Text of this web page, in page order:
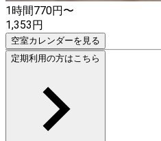
1時間770円〜
1,353円
空室カレンダーを見る
定期利用の方はこちら